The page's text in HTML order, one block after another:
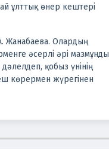
ұлттық өнер кештері
Жанабаева. Олардың
әсерлі әрі мазмұнды
қобыз үнінің
көрермен жүрегінен